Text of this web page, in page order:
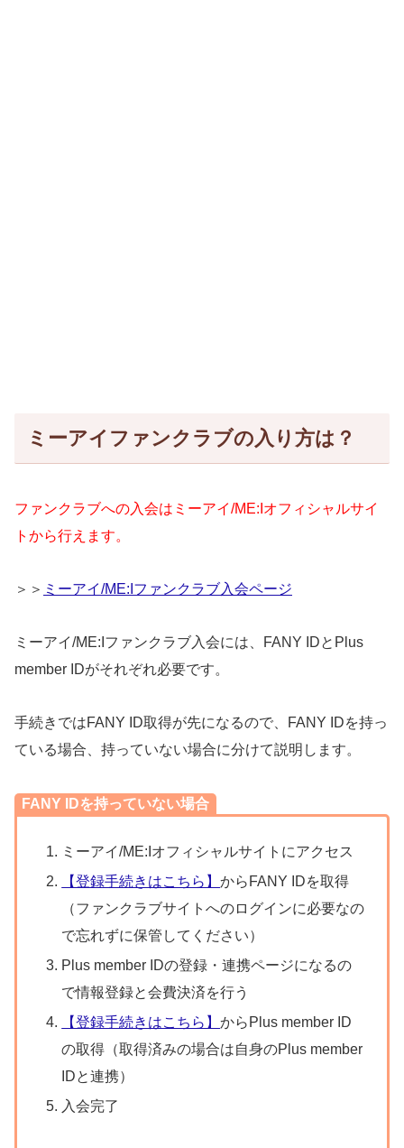
ミーアイファンクラブの入り方は？
ファンクラブへの入会は ミーアイ/ME:Iオフィシャルサイ
トから行えます。
＞＞ ミーアイ/ME:Iファンクラブ入会ページ
ミーアイ/ME:Iファンクラブ入会には、FANY IDとPlus
member IDがそれぞれ必要です。
手続きではFANY ID取得が先になるので、FANY IDを持っ
ている場合、持っていない場合に分けて説明します。
FANY IDを持っていない場合
ミーアイ/ME:Iオフィシャルサイトにアクセス
【登録手続きはこちら】からFANY IDを取得
（ファンクラブサイトへのログインに必要なの
で忘れずに保管してください）
Plus member IDの登録・連携ページになるの
で情報登録と会費決済を行う
【登録手続きはこちら】からPlus member ID
の取得（取得済みの場合は自身のPlus member
IDと連携）
入会完了